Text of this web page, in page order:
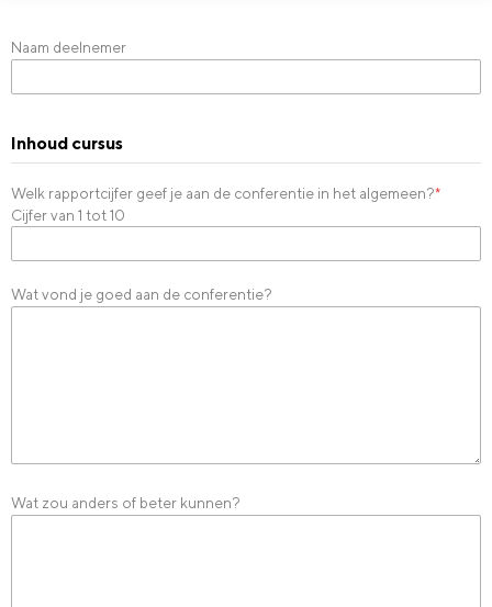
Naam deelnemer
Inhoud cursus
Welk rapportcijfer geef je aan de conferentie in het algemeen?*
Cijfer van 1 tot 10
Wat vond je goed aan de conferentie?
Wat zou anders of beter kunnen?